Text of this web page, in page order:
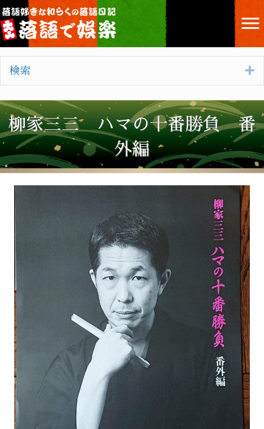
検索
柳家三三 ハマの十番勝負 番
外編